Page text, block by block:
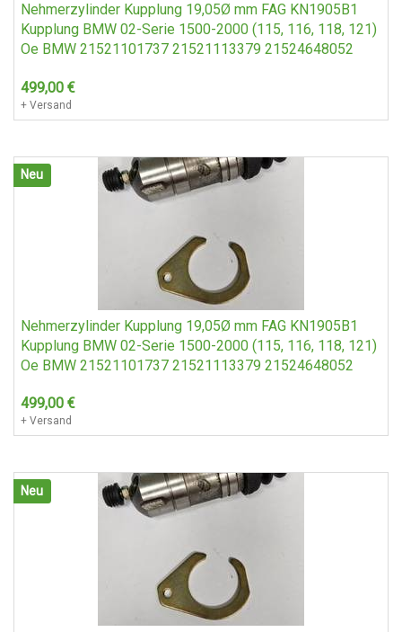
Nehmerzylinder Kupplung 19,05Ø mm FAG KN1905B1
Kupplung BMW 02-Serie 1500-2000 (115, 116, 118, 121)
Oe BMW 21521101737 21521113379 21524648052
499,00 €
+ Versand
Neu
Nehmerzylinder Kupplung 19,05Ø mm FAG KN1905B1
Kupplung BMW 02-Serie 1500-2000 (115, 116, 118, 121)
Oe BMW 21521101737 21521113379 21524648052
499,00 €
+ Versand
Neu